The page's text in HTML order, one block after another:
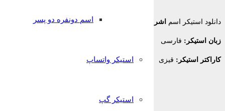
اسم دونفره دو پسر
استیکر واتساپ
استیکر گپ
دانلود استیکر اسم اشرف
زبان استیکر: فارسی
کاراکتر استیکر: قیزی